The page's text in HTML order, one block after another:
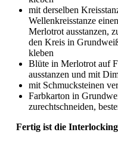
mit derselben
Wellenkreisstanze
Merlotrot ausstanzen,
den Kreis in
kleben
Blüte in Merlotrot auf
ausstanzen und mit
mit Schmucksteinen
Farbkarton in
zurechtschneiden,
Fertig ist die